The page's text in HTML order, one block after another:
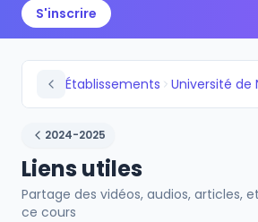
S'inscrire
Établissements Université de
2024-2025
Liens utiles
Partage des vidéos, audios, articles,
ce cours